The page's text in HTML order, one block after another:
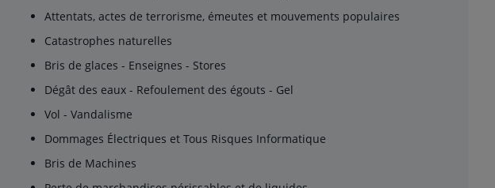
Attentats, actes de terrorisme, émeutes et mouvements populaires
Catastrophes naturelles
Bris de glaces - Enseignes - Stores
Dégât des eaux - Refoulement des égouts - Gel
Vol - Vandalisme
Dommages Électriques et Tous Risques Informatique
Bris de Machines